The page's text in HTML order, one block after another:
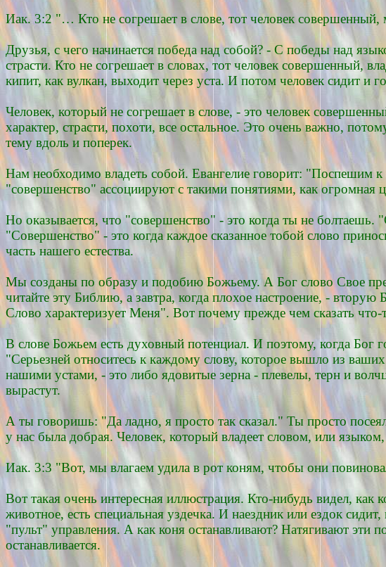
Иак. 3:2 "… Кто не согрешает в слове, тот человек совершенный,
Друзья, с чего начинается победа над собой? - С победы над
страсти. Кто не согрешает в словах, тот человек
кипит, как вулкан, выходит через уста. И потом человек
Человек, который не согрешает в слове, - это человек
характер, страсти, похоти, все остальное. Это очень важно,
тему вдоль и поперек.
Нам необходимо владеть собой. Евангелие говорит: "Поспешим
"совершенство" ассоциируют с такими понятиями, как огромная
Но оказывается, что "совершенство" - это когда ты не
"Совершенство" - это когда каждое сказанное тобой слово
часть нашего естества.
Мы созданы по образу и подобию Божьему. А Бог слово Свое
читайте эту Библию, а завтра, когда плохое настроение, -
Слово характеризует Меня". Вот почему прежде чем сказать
В слове Божьем есть духовный потенциал. И поэтому, когда Бог
"Серьезней относитесь к каждому слову, которое вышло из
нашими устами, - это либо ядовитые зерна - плевелы, терн и
вырастут.
А ты говоришь: "Да ладно, я просто так сказал." Ты просто
у нас была добрая. Человек, который владеет словом, или
Иак. 3:3 "Вот, мы влагаем удила в рот коням, чтобы они
Вот такая очень интересная иллюстрация. Кто-нибудь видел,
животное, есть специальная уздечка. И наездник или ездок
"пульт" управления. А как коня останавливают? Натягивают эти
останавливается.